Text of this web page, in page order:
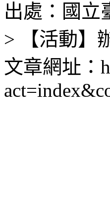
出處：國立
> 【活動】
文章網址：